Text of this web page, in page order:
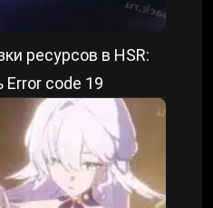
ресурсов в HSR:
Error code 19